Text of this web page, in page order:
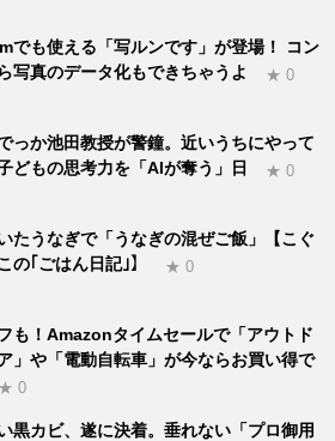
でも使える「写ルンです」が登場！ コン
写真のデータ化もできちゃうよ
★ 0
っか池田教授が警鐘。近いうちにやって
どもの思考力を「AIが奪う」日
★ 0
たうなぎで「うなぎの混ぜご飯」【こぐ
の｢ごはん日記｣】
★ 0
も！Amazonタイムセールで「アウトド
」や「電動自転車」が今ならお買い得で
★ 0
黒カビ、遂に決着。垂れない「プロ御用